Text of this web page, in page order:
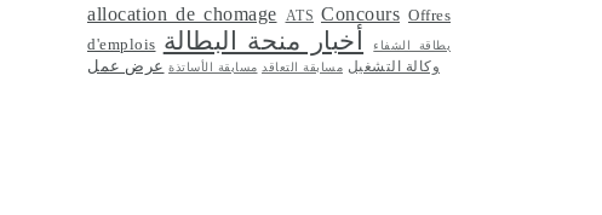
allocation de chomage ATS Concours Offres
d'emplois أخبار منحة البطالة بطاقة الشفاء
عرض عمل مسابقة الأساتذة مسابقة التعاقد وكالة التشغيل